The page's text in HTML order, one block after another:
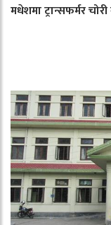
मधेशमा ट्रान्सफर्मर